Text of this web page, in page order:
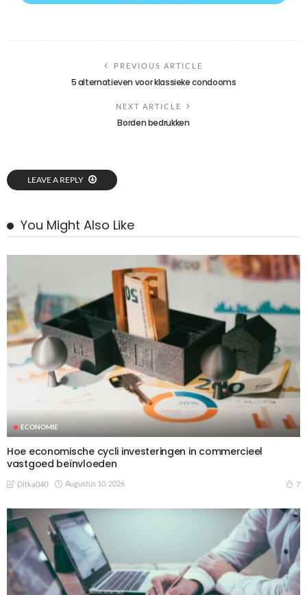
PREVIOUS ARTICLE
5 alternatieven voor klassieke condooms
NEXT ARTICLE
Borden bedrukken
LEAVE A REPLY
You Might Also Like
ECONOMIE
Hoe economische cycli investeringen in commercieel
vastgoed beïnvloeden
Ditka040 Augustus 10, 2026 7